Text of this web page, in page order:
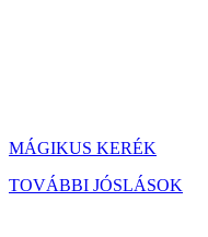
MÁGIKUS KERÉK
TOVÁBBI JÓSLÁSOK